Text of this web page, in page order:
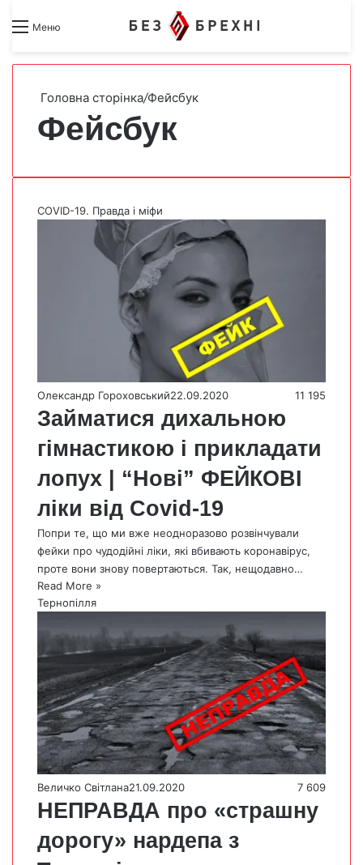
Меню Search forSwitch skin
Головна сторінка/Фейсбук
Фейсбук
COVID-19. Правда і міфи
Олександр Гороховський22.09.2020 11 195
Займатися дихальною
гімнастикою і прикладати
лопух | “Нові” ФЕЙКОВІ
ліки від Covid-19
Попри те, що ми вже неодноразово розвінчували
фейки про чудодійні ліки, які вбивають коронавірус,
проте вони знову повертаються. Так, нещодавно…
Read More »
Тернопілля
Величко Світлана21.09.2020 7 609
НЕПРАВДА про «страшну
дорогу» нардепа з